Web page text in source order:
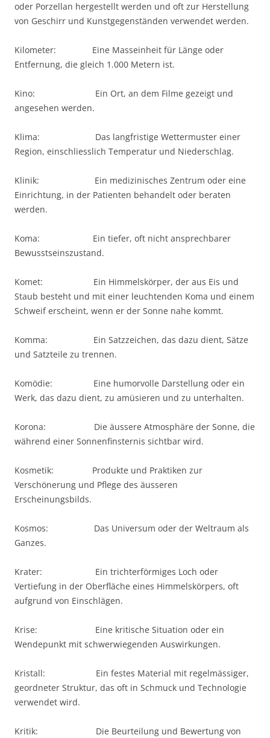
oder Porzellan hergestellt werden und oft zur Herstellung
von Geschirr und Kunstgegenständen verwendet werden.
Kilometer: Eine Masseinheit für Länge oder
Entfernung, die gleich 1.000 Metern ist.
Kino: Ein Ort, an dem Filme gezeigt und
angesehen werden.
Klima: Das langfristige Wettermuster einer
Region, einschliesslich Temperatur und Niederschlag.
Klinik: Ein medizinisches Zentrum oder eine
Einrichtung, in der Patienten behandelt oder beraten
werden.
Koma: Ein tiefer, oft nicht ansprechbarer
Bewusstseinszustand.
Komet: Ein Himmelskörper, der aus Eis und
Staub besteht und mit einer leuchtenden Koma und einem
Schweif erscheint, wenn er der Sonne nahe kommt.
Komma: Ein Satzzeichen, das dazu dient, Sätze
und Satzteile zu trennen.
Komödie: Eine humorvolle Darstellung oder ein
Werk, das dazu dient, zu amüsieren und zu unterhalten.
Korona: Die äussere Atmosphäre der Sonne, die
während einer Sonnenfinsternis sichtbar wird.
Kosmetik: Produkte und Praktiken zur
Verschönerung und Pflege des äusseren
Erscheinungsbilds.
Kosmos: Das Universum oder der Weltraum als
Ganzes.
Krater: Ein trichterförmiges Loch oder
Vertiefung in der Oberfläche eines Himmelskörpers, oft
aufgrund von Einschlägen.
Krise: Eine kritische Situation oder ein
Wendepunkt mit schwerwiegenden Auswirkungen.
Kristall: Ein festes Material mit regelmässiger,
geordneter Struktur, das oft in Schmuck und Technologie
verwendet wird.
Kritik: Die Beurteilung und Bewertung von